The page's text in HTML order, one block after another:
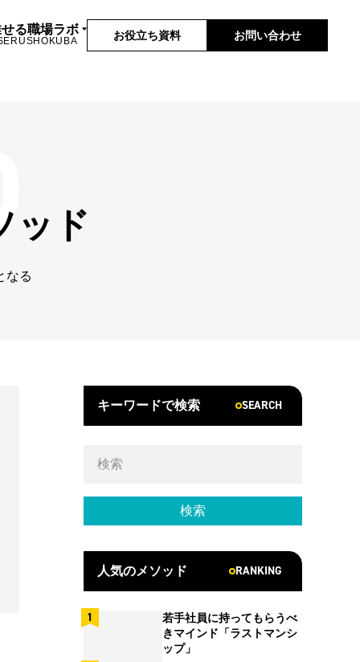
る職場ラボ お役立ち資料 お問い合わせ
ッド
なる
キーワードで検索 SEARCH
人気のメソッド RANKING
若手社員に持ってもらうべ
きマインド「ラストマンシ
ップ」